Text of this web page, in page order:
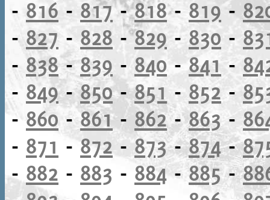
- 816 - 817-818- 819-
-827 -828 -829- 830 -
- 838-839 - 840-841 -
- 849-850-851 - 852 -
- 860 -861- 862-863-
- 871 -872 -873-874-
- 882 - 883 - 884-885-